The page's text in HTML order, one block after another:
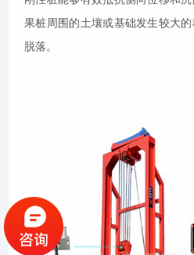
果桩周围的土壤或基础发生较大
脱落。